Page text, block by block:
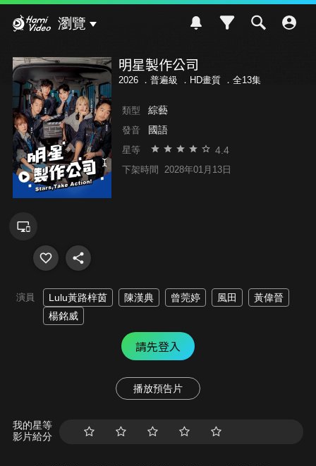
瀏覽
明星製作公司
2026 ． 普遍級 ．HD畫質 ．全13集
類型 綜藝
發音 國語
星等 4.4
下架時間 2028年01月13日
演員 Lulu黃路梓茵 陳漢典 曾莞婷 風田
黃偉晉
楊銘威
請先登入
播放預告片
我的星等
影片給分